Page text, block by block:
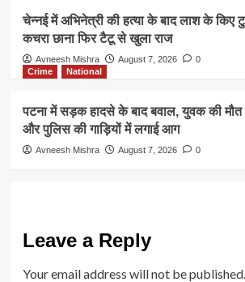
चेन्नई में अभिनेत्री की हत्या के बाद लाश के
कचरा छाना फिर टैटू से खुला राज
Avneesh Mishra August 7, 2026
0
Crime
National
पटना में सड़क हादसे के बाद बवाल, युवक की
और पुलिस की गाड़ियों में लगाई आग
Avneesh Mishra August 7, 2026 0
Leave a Reply
Your email address will not be published.